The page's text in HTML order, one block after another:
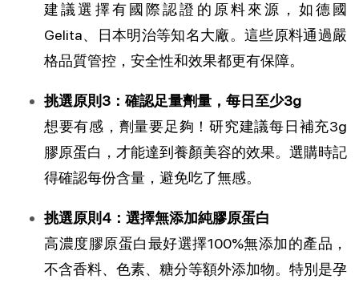
建議選擇有國際認證的原料來源，如德國
Gelita、日本明治等知名大廠。這些原料通過嚴
格品質管控，安全性和效果都更有保障。
挑選原則3：確認足量劑量，每日至少3g
想要有感，劑量要足夠！研究建議每日補充3g
膠原蛋白，才能達到養顏美容的效果。選購時記
得確認每份含量，避免吃了無感。
挑選原則4：選擇無添加純膠原蛋白
高濃度膠原蛋白最好選擇100%無添加的產品，
不含香料、色素、糖分等額外添加物。特別是孕